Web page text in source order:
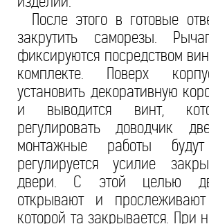
После этого в готовые
закрутить саморезы.
фиксируются посредством
комплекте. Поверх
установить декоративную
и выводится винт,
регулировать доводчик
монтажные работы
регулируется усилие
двери. С этой целью
открывают и
которой та закрывается. При